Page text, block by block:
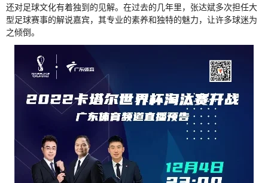
还对足球文化有着独到的见解。在过去的几年里，张达斌多次担任大
型足球赛事的解说嘉宾，其专业的素养和独特的魅力，让许多球迷为
之倾倒。